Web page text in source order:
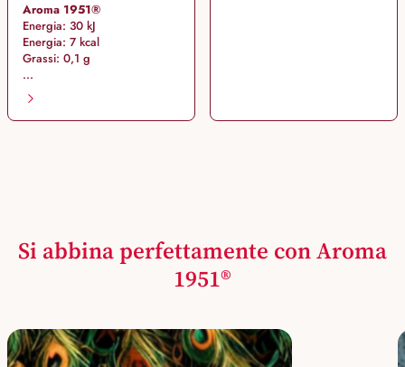
Aroma 1951®
Energia: 30 kJ
Energia: 7 kcal
Grassi: 0,1 g
...
Si abbina perfettamente con Aroma
1951®